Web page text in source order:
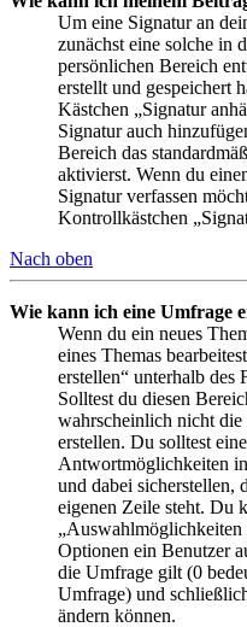
Um eine Signatur an
zunächst eine solche in
persönlichen Bereich
erstellt und gespeichert
Kästchen „Signatur
Signatur auch
Bereich das
aktivierst. Wenn du
Signatur verfassen
Kontrollkästchen
Nach oben
Wie kann ich eine Umfrage
Wenn du ein neues
eines Themas
erstellen“ unterhalb des
Solltest du diesen
wahrscheinlich nicht
erstellen. Du solltest
Antwortmöglichkeiten
und dabei sicherstellen,
eigenen Zeile steht. Du
Optionen ein Benutzer
die Umfrage gilt (0
Umfrage) und
ändern können.